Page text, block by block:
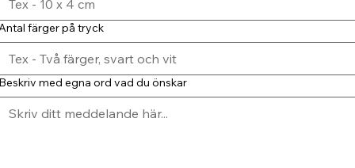
färger på tryck
med egna ord vad du önskar